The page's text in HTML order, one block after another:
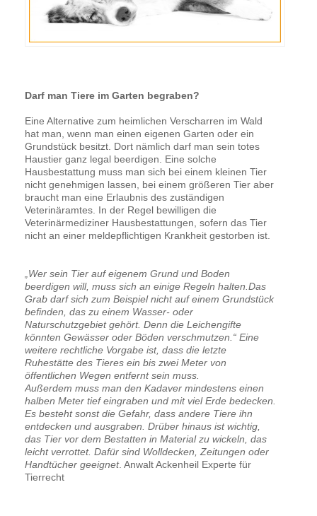
Darf man Tiere im Garten begraben?
Eine Alternative zum heimlichen Verscharren im Wald
hat man, wenn man einen eigenen Garten oder ein
Grundstück besitzt. Dort nämlich darf man sein totes
Haustier ganz legal beerdigen. Eine solche
Hausbestattung muss man sich bei einem kleinen Tier
nicht genehmigen lassen, bei einem größeren Tier aber
braucht man eine Erlaubnis des zuständigen
Veterinäramtes. In der Regel bewilligen die
Veterinärmediziner Hausbestattungen, sofern das Tier
nicht an einer meldepflichtigen Krankheit gestorben ist.
„Wer sein Tier auf eigenem Grund und Boden
beerdigen will, muss sich an einige Regeln halten.Das
Grab darf sich zum Beispiel nicht auf einem Grundstück
befinden, das zu einem Wasser- oder
Naturschutzgebiet gehört. Denn die Leichengifte
könnten Gewässer oder Böden verschmutzen.“ Eine
weitere rechtliche Vorgabe ist, dass die letzte
Ruhestätte des Tieres ein bis zwei Meter von
öffentlichen Wegen entfernt sein muss.
Außerdem muss man den Kadaver mindestens einen
halben Meter tief eingraben und mit viel Erde bedecken.
Es besteht sonst die Gefahr, dass andere Tiere ihn
entdecken und ausgraben. Drüber hinaus ist wichtig,
das Tier vor dem Bestatten in Material zu wickeln, das
leicht verrottet. Dafür sind Wolldecken, Zeitungen oder
Handtücher geeignet. Anwalt Ackenheil Experte für
Tierrecht